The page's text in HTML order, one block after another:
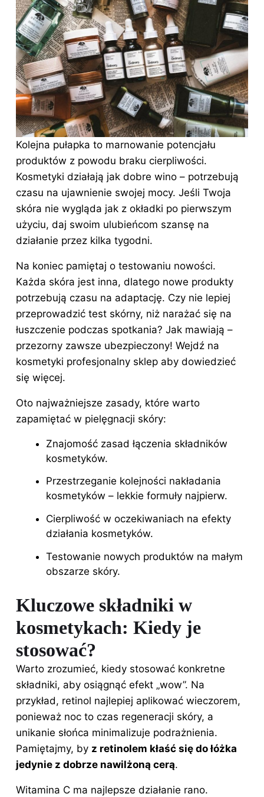
Kolejna pułapka to marnowanie potencjału
produktów z powodu braku cierpliwości.
Kosmetyki działają jak dobre wino – potrzebują
czasu na ujawnienie swojej mocy. Jeśli Twoja
skóra nie wygląda jak z okładki po pierwszym
użyciu, daj swoim ulubieńcom szansę na
działanie przez kilka tygodni.
Na koniec pamiętaj o testowaniu nowości.
Każda skóra jest inna, dlatego nowe produkty
potrzebują czasu na adaptację. Czy nie lepiej
przeprowadzić test skórny, niż narażać się na
łuszczenie podczas spotkania? Jak mawiają –
przezorny zawsze ubezpieczony! Wejdź na
kosmetyki profesjonalny sklep aby dowiedzieć
się więcej.
Oto najważniejsze zasady, które warto
zapamiętać w pielęgnacji skóry:
Znajomość zasad łączenia składników
kosmetyków.
Przestrzeganie kolejności nakładania
kosmetyków – lekkie formuły najpierw.
Cierpliwość w oczekiwaniach na efekty
działania kosmetyków.
Testowanie nowych produktów na małym
obszarze skóry.
Kluczowe składniki w
kosmetykach: Kiedy je
stosować?
Warto zrozumieć, kiedy stosować konkretne
składniki, aby osiągnąć efekt „wow”. Na
przykład, retinol najlepiej aplikować wieczorem,
ponieważ noc to czas regeneracji skóry, a
unikanie słońca minimalizuje podrażnienia.
Pamiętajmy, by z retinolem kłaść się do łóżka
jedynie z dobrze nawilżoną cerą.
Witamina C ma najlepsze działanie rano.